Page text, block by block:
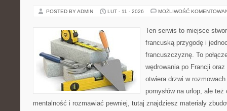
POSTED BY ADMIN LUT - 11 - 2026 MOŻLIWOŚĆ
Ten serwis to miejsce
francuską przygodę i
francuszczyznę. To
wędrowania po Francji
otwiera drzwi w
pomysłów na urlop, ale
mentalność i rozmawiać pewniej, tutaj znajdziesz materiały